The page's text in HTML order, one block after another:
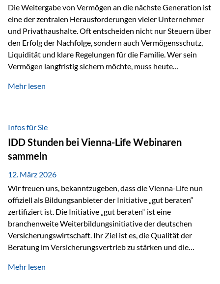
Die Weitergabe von Vermögen an die nächste Generation ist
eine der zentralen Herausforderungen vieler Unternehmer
und Privathaushalte. Oft entscheiden nicht nur Steuern über
den Erfolg der Nachfolge, sondern auch Vermögensschutz,
Liquidität und klare Regelungen für die Familie. Wer sein
Vermögen langfristig sichern möchte, muss heute
„Erfolgsformel Liechtenstein“, herausgegeben und verfasst
Vermögensschutz strategisch miteinander verbindet.
Warum klassische Nachfolgeplanung oft scheitert Viele
Vermögen werden erst im Todesfall übertragen. Das kann zu
Problemen führen: Hohe Erbschaftsteuern Streitigkeiten
zwischen Erben Liquiditätsprobleme bei Immobilien…
Mehr lesen
Infos für Sie
IDD Stunden bei Vienna-Life Webinaren
sammeln
12. März 2026
Wir freuen uns, bekanntzugeben, dass die Vienna-Life nun
offiziell als Bildungsanbieter der Initiative „gut beraten“
zertifiziert ist. Die Initiative „gut beraten“ ist eine
branchenweite Weiterbildungsinitiative der deutschen
Versicherungswirtschaft. Ihr Ziel ist es, die Qualität der
Beratung im Versicherungsvertrieb zu stärken und die
Personen transparent zu dokumentieren. Seit der
Mehr lesen